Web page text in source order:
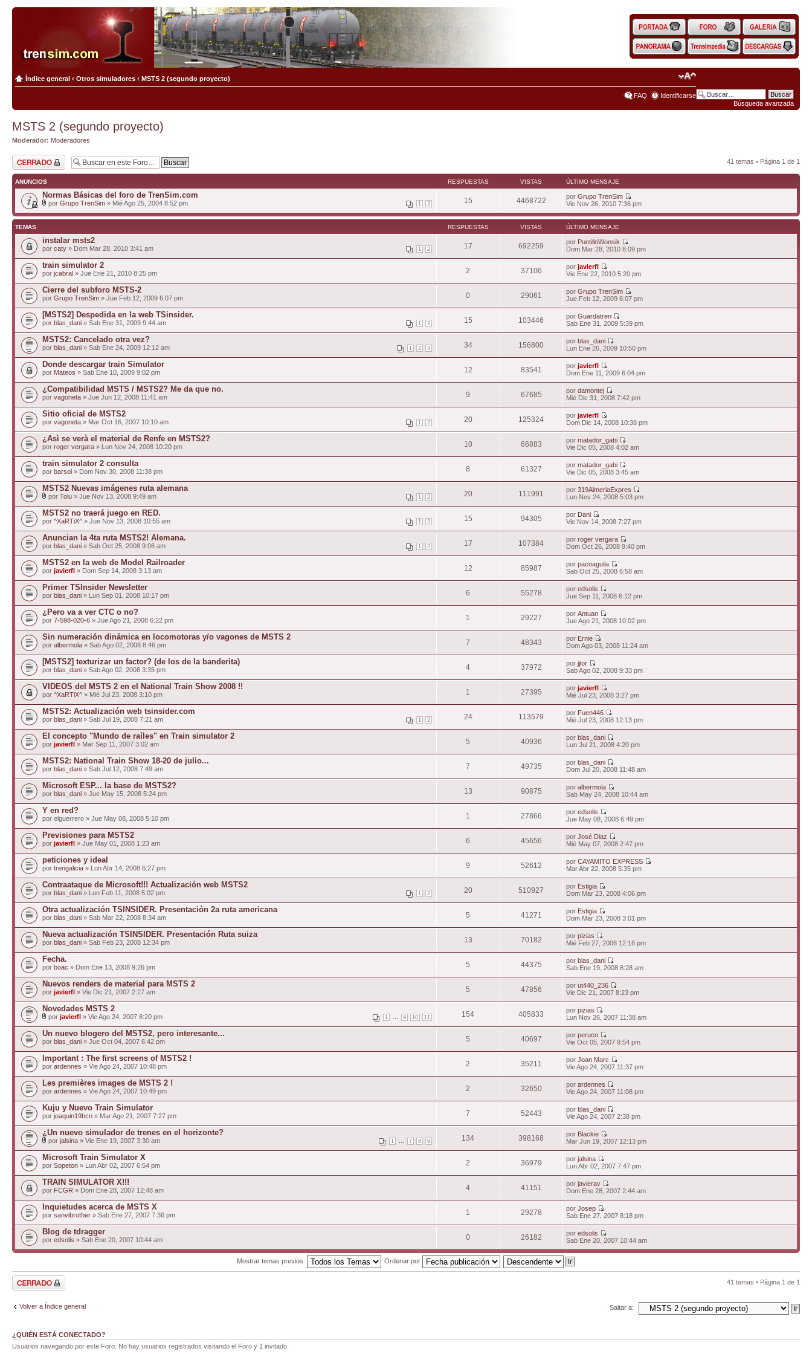
Búsqueda avanzada
Índice general ‹ Otros simuladores ‹ MSTS 2 (segundo proyecto)
FAQ Identificarse
MSTS 2 (segundo proyecto)
Moderador: Moderadores
Foro cerrado 41 temas • Página 1 de 1
ANUNCIOS RESPUESTAS VISTAS ÚLTIMO MENSAJE
Normas Básicas del foro de TrenSim.com
1 2
por Grupo TrenSim » Mié Ago 25, 2004 8:52 pm 15 4468722 porGrupo TrenSim
Vie Nov 26, 2010 7:36 pm
TEMAS RESPUESTAS VISTAS ÚLTIMO MENSAJE
instalar msts2
1 2
por caty » Dom Mar 28, 2010 3:41 am 17 692259 por PuntilloWonsik
Dom Mar 28, 2010 8:09 pm
train simulator 2
por jcabral » Jue Ene 21, 2010 8:25 pm 2 37106 porjavierfl
Vie Ene 22, 2010 5:20 pm
Cierre del subforo MSTS-2
por Grupo TrenSim » Jue Feb 12, 2009 6:07 pm 0 29061 porGrupo TrenSim
Jue Feb 12, 2009 6:07 pm
[MSTS2] Despedida en la web TSinsider.
1 2
por blas_dani » Sab Ene 31, 2009 9:44 am 15 103446 porGuardatren
Sab Ene 31, 2009 5:39 pm
MSTS2: Cancelado otra vez?
1 2 3
por blas_dani » Sab Ene 24, 2009 12:12 am 34 156800 porblas_dani
Lun Ene 26, 2009 10:50 pm
Donde descargar train Simulator
por Mateos » Sab Ene 10, 2009 9:02 pm 12 83541 porjavierfl
Dom Ene 11, 2009 6:04 pm
¿Compatibilidad MSTS / MSTS2? Me da que no.
por vagoneta » Jue Jun 12, 2008 11:41 am 9 67685 pordamontej
Mié Dic 31, 2008 7:42 pm
Sitio oficial de MSTS2
1 2
por vagoneta » Mar Oct 16, 2007 10:10 am 20 125324 porjavierfl
Dom Dic 14, 2008 10:38 pm
¿Asì se verà el material de Renfe en MSTS2?
por roger vergara » Lun Nov 24, 2008 10:20 pm 10 66883 pormatador_gabi
Vie Dic 05, 2008 4:02 am
train simulator 2 consulta
por barsol » Dom Nov 30, 2008 11:38 pm 8 61327 pormatador_gabi
Vie Dic 05, 2008 3:45 am
MSTS2 Nuevas imágenes ruta alemana
1 2
por Tolu » Jue Nov 13, 2008 9:49 am 20 111991 por319AlmeriaExpres
Lun Nov 24, 2008 5:03 pm
MSTS2 no traerá juego en RED.
1 2
por ^XaRTiX^ » Jue Nov 13, 2008 10:55 am 15 94305 por Dani
Vie Nov 14, 2008 7:27 pm
Anuncian la 4ta ruta MSTS2! Alemana.
1 2
por blas_dani » Sab Oct 25, 2008 9:06 am 17 107384 porroger vergara
Dom Oct 26, 2008 9:40 pm
MSTS2 en la web de Model Railroader
por javierfl » Dom Sep 14, 2008 3:13 am 12 85987 porpacoaguila
Sab Oct 25, 2008 6:58 am
Primer TSInsider Newsletter
por blas_dani » Lun Sep 01, 2008 10:17 pm 6 55278 poredsolis
Jue Sep 11, 2008 6:12 pm
¿Pero va a ver CTC o no?
por 7-598-020-6 » Jue Ago 21, 2008 6:22 pm 1 29227 porAntuan
Jue Ago 21, 2008 10:02 pm
Sin numeración dinámica en locomotoras y/o vagones de MSTS 2
por albermola » Sab Ago 02, 2008 8:46 pm 7 48343 por Ernie
Dom Ago 03, 2008 11:24 am
[MSTS2] texturizar un factor? (de los de la banderita)
por blas_dani » Sab Ago 02, 2008 3:35 pm 4 37972 porjjlor
Sab Ago 02, 2008 9:33 pm
VIDEOS del MSTS 2 en el National Train Show 2008 !!
por ^XaRTiX^ » Mié Jul 23, 2008 3:10 pm 1 27395 porjavierfl
Mié Jul 23, 2008 3:27 pm
MSTS2: Actualización web tsinsider.com
1 2
por blas_dani » Sab Jul 19, 2008 7:21 am 24 113579 por Fuen446
Mié Jul 23, 2008 12:13 pm
El concepto "Mundo de raíles" en Train simulator 2
por javierfl » Mar Sep 11, 2007 3:02 am 5 40936 porblas_dani
Lun Jul 21, 2008 4:20 pm
MSTS2: National Train Show 18-20 de julio...
por blas_dani » Sab Jul 12, 2008 7:49 am 7 49735 porblas_dani
Dom Jul 20, 2008 11:48 am
Microsoft ESP... la base de MSTS2?
por blas_dani » Jue May 15, 2008 5:24 pm 13 90875 poralbermola
Sab May 24, 2008 10:44 am
Y en red?
por elguerrero » Jue May 08, 2008 5:10 pm 1 27866 poredsolis
Jue May 08, 2008 6:49 pm
Previsiones para MSTS2
por javierfl » Jue May 01, 2008 1:23 am 6 45656 porJosé Diaz
Mié May 07, 2008 2:47 pm
peticiones y ideal
por trengalicia » Lun Abr 14, 2008 6:27 pm 9 52612 porCAYAMITO EXPRESS
Mar Abr 22, 2008 5:35 pm
Contraataque de Microsoft!!! Actualización web MSTS2
1 2
por blas_dani » Lun Feb 11, 2008 5:02 pm 20 510927 por Estigia
Dom Mar 23, 2008 4:06 pm
Otra actualización TSINSIDER. Presentación 2a ruta americana
por blas_dani » Sab Mar 22, 2008 8:34 am 5 41271 por Estigia
Dom Mar 23, 2008 3:01 pm
Nueva actualización TSINSIDER. Presentación Ruta suiza
por blas_dani » Sab Feb 23, 2008 12:34 pm 13 70182 porpizias
Mié Feb 27, 2008 12:16 pm
Fecha.
por boac » Dom Ene 13, 2008 9:26 pm 5 44375 porblas_dani
Sab Ene 19, 2008 8:28 am
Nuevos renders de material para MSTS 2
por javierfl » Vie Dic 21, 2007 2:27 am 5 47856 porut440_236
Vie Dic 21, 2007 8:23 pm
Novedades MSTS 2
1 9 10 11
por javierfl » Vie Ago 24, 2007 8:20 pm 154 405833 porpizias
Lun Nov 26, 2007 11:38 am
Un nuevo blogero del MSTS2, pero interesante...
por blas_dani » Jue Oct 04, 2007 6:42 pm 5 40697 porperuco
Vie Oct 05, 2007 9:54 pm
Important : The first screens of MSTS2 !
por ardennes » Vie Ago 24, 2007 10:48 pm 2 35211 porJoan Marc
Vie Ago 24, 2007 11:37 pm
Les premières images de MSTS 2 !
por ardennes » Vie Ago 24, 2007 10:49 pm 2 32650 porardennes
Vie Ago 24, 2007 11:08 pm
Kuju y Nuevo Train Simulator
por joaquin19bcn » Mar Ago 21, 2007 7:27 pm 7 52443 porblas_dani
Vie Ago 24, 2007 2:38 pm
¿Un nuevo simulador de trenes en el horizonte?
1 7 8 9
por jalsina » Vie Ene 19, 2007 3:30 am 134 398168 por Blackie
Mar Jun 19, 2007 12:13 pm
Microsoft Train Simulator X
por Sopeton » Lun Abr 02, 2007 6:54 pm 2 36979 porjalsina
Lun Abr 02, 2007 7:47 pm
TRAIN SIMULATOR X!!!
por FCGR » Dom Ene 28, 2007 12:48 am 4 41151 porjavierav
Dom Ene 28, 2007 2:44 am
Inquietudes acerca de MSTS X
por sanvibrother » Sab Ene 27, 2007 7:36 pm 1 29278 porJosep
Sab Ene 27, 2007 8:18 pm
Blog de tdragger
por edsolis » Sab Ene 20, 2007 10:44 am 0 26182 poredsolis
Sab Ene 20, 2007 10:44 am
Mostrar temas previos: Ordenar por
Foro cerrado 41 temas • Página 1 de 1
Volver a Índice general Saltar a:
¿QUIÉN ESTÁ CONECTADO?
Usuarios navegando por este Foro: No hay usuarios registrados visitando el Foro y 1 invitado